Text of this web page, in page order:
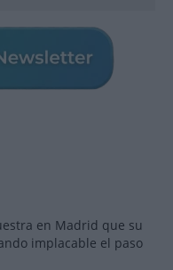
en Madrid que su
implacable el paso